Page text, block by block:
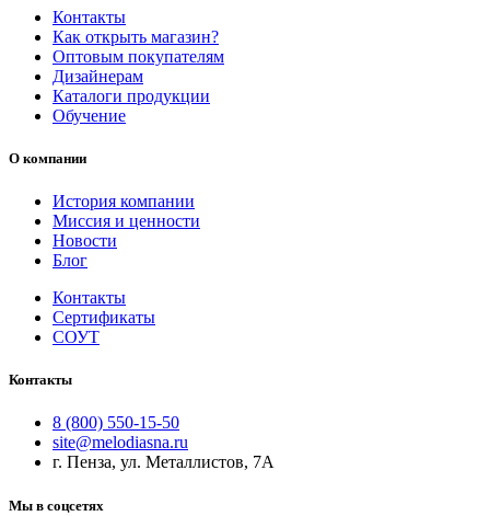
Контакты
Как открыть магазин?
Оптовым покупателям
Дизайнерам
Каталоги продукции
Обучение
О компании
История компании
Миссия и ценности
Новости
Блог
Контакты
Сертификаты
СОУТ
Контакты
8 (800) 550-15-50
site@melodiasna.ru
г. Пенза, ул. Металлистов, 7А
Мы в соцсетях